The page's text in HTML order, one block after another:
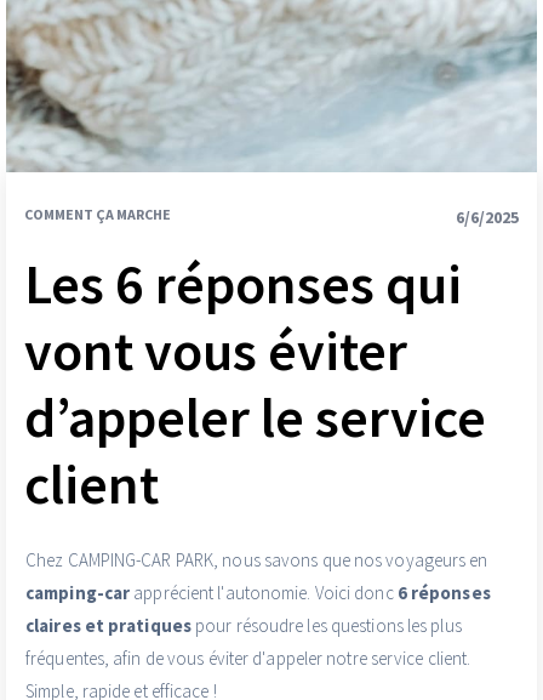
COMMENT ÇA MARCHE 6/6/2025
Les 6 réponses qui
vont vous éviter
d’appeler le service
client
Chez CAMPING-CAR PARK, nous savons que nos voyageurs en
camping-car apprécient l'autonomie. Voici donc 6 réponses
claires et pratiques pour résoudre les questions les plus
fréquentes, afin de vous éviter d'appeler notre service client.
Simple, rapide et efficace !